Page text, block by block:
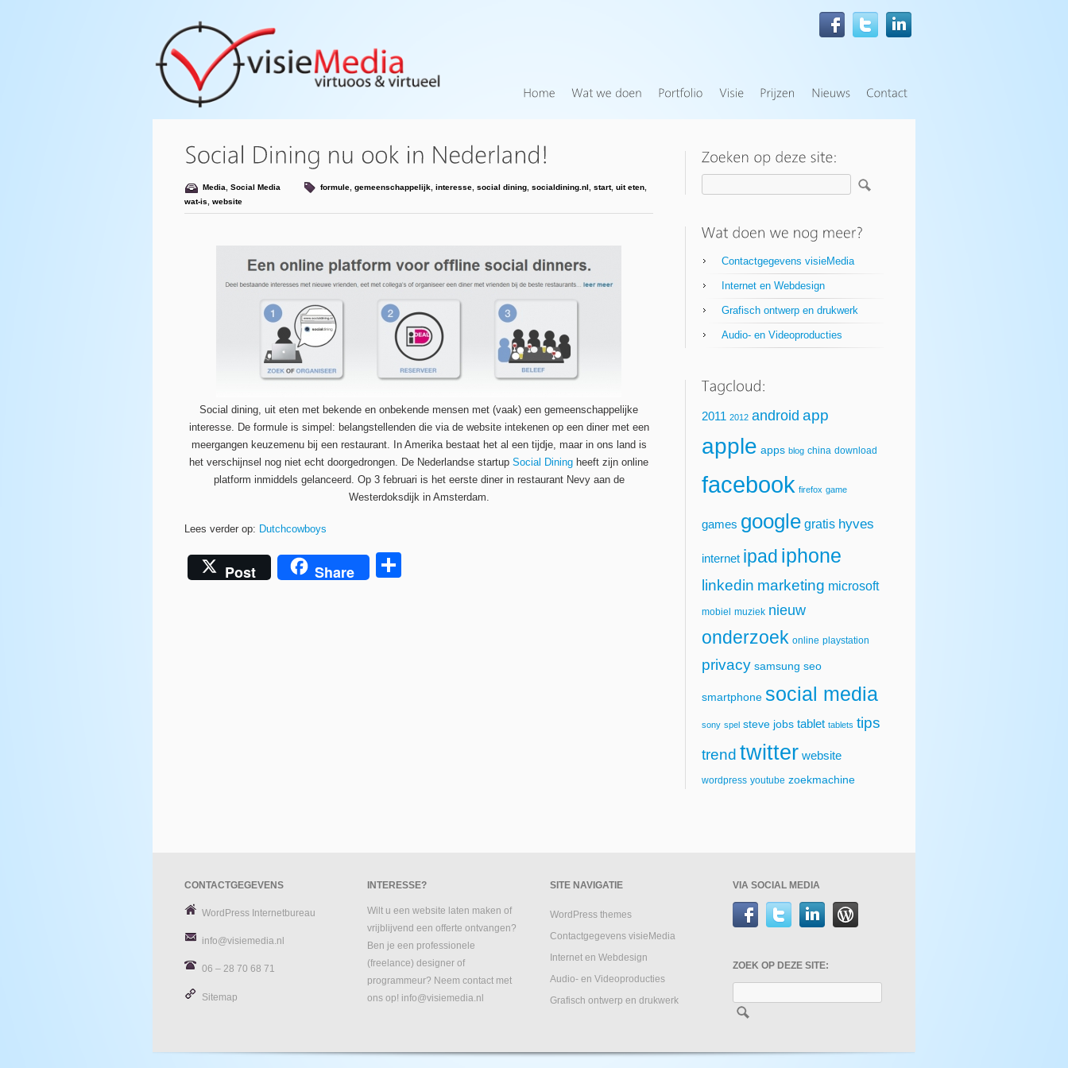
Media Social Media formule gemeenschappelijk interesse social dining socialdining.nl start, uit eten
wat-is
website
Social dining, uit eten met bekende en onbekende mensen met (vaak) een gemeenschappelijke
interesse. De formule is simpel: belangstellenden die via de website intekenen op een diner met een
meergangen keuzemenu bij een restaurant. In Amerika bestaat het al een tijdje, maar in ons land is
het verschijnsel nog niet echt doorgedrongen. De Nederlandse startup Social Dining heeft zijn online
platform inmiddels gelanceerd. Op 3 februari is het eerste diner in restaurant Nevy aan de
Westerdoksdijk in Amsterdam.
Lees verder op: Dutchcowboys
Post Share
Contactgegevens visieMedia
Internet en Webdesign
Grafisch ontwerp en drukwerk
Audio- en Videoproducties
2011 2012 android app
apple apps blog china download
facebook firefox game
games google gratis hyves
internet ipad iphone
linkedin marketing microsoft
mobiel muziek nieuw
onderzoek online playstation
privacy samsung seo
smartphone social media
sony spel steve jobs tablet tablets tips
trend twitter website
wordpress youtube zoekmachine
CONTACTGEGEVENS
WordPress Internetbureau
info@visiemedia.nl
06 – 28 70 68 71
Sitemap
INTERESSE?
Wilt u een website laten maken of
vrijblijvend een offerte ontvangen?
Ben je een professionele
(freelance) designer of
programmeur? Neem contact met
ons op! info@visiemedia.nl
SITE NAVIGATIE
WordPress themes
Contactgegevens visieMedia
Internet en Webdesign
Audio- en Videoproducties
Grafisch ontwerp en drukwerk
VIA SOCIAL MEDIA
ZOEK OP DEZE SITE: